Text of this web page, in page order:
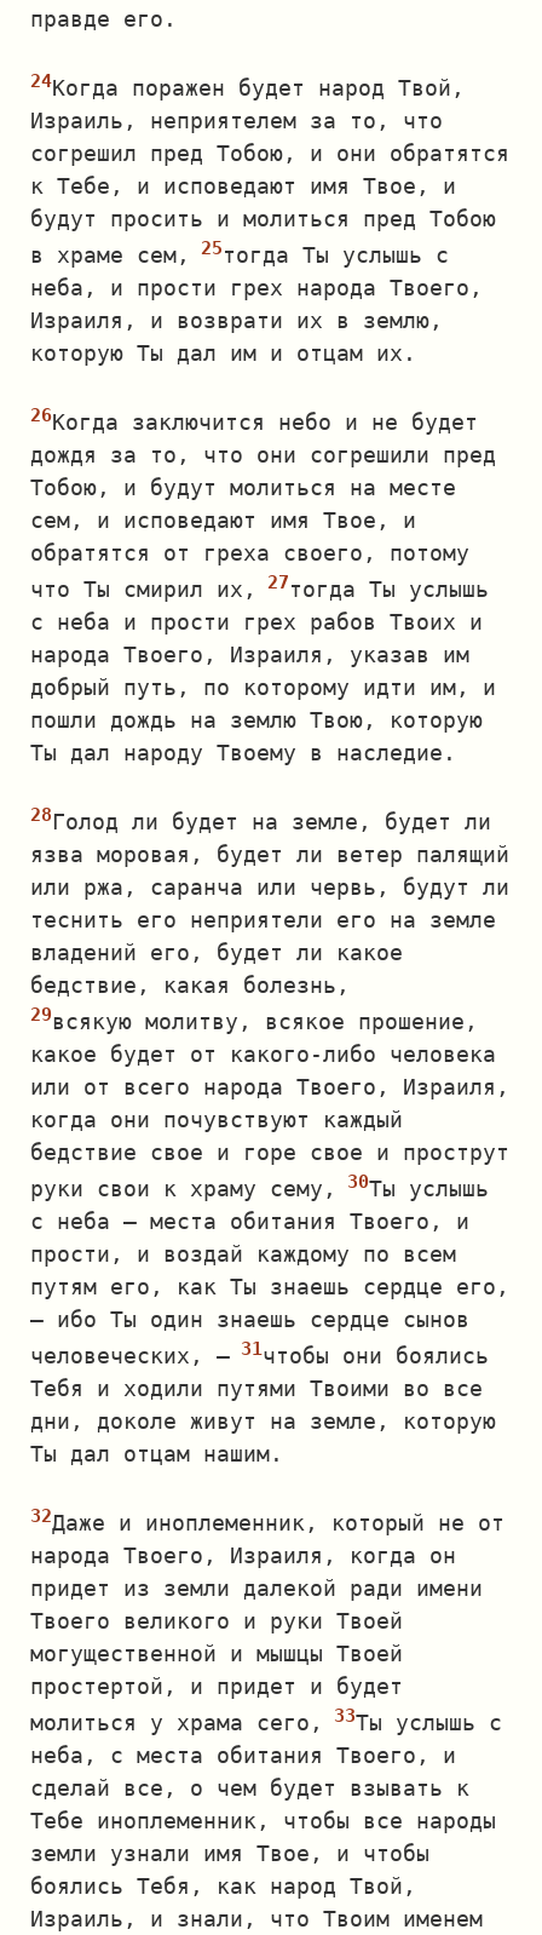
правде его.
Когда поражен будет народ Твой,
Израиль, неприятелем за то, что
согрешил пред Тобою, и они обратятся
к Тебе, и исповедают имя Твое, и
будут просить и молиться пред Тобою
в храме сем,
тогда Ты услышь с
неба, и прости грех народа Твоего,
Израиля, и возврати их в землю,
которую Ты дал им и отцам их.
Когда заключится небо и не будет
дождя за то, что они согрешили пред
Тобою, и будут молиться на месте
сем, и исповедают имя Твое, и
обратятся от греха своего, потому
что Ты смирил их,
тогда Ты услышь
с неба и прости грех рабов Твоих и
народа Твоего, Израиля, указав им
добрый путь, по которому идти им, и
пошли дождь на землю Твою, которую
Ты дал народу Твоему в наследие.
Голод ли будет на земле, будет ли
язва моровая, будет ли ветер палящий
или ржа, саранча или червь, будут ли
теснить его неприятели его на земле
владений его, будет ли какое
бедствие, какая болезнь,
всякую молитву, всякое прошение,
какое будет от какого‐либо человека
или от всего народа Твоего, Израиля,
когда они почувствуют каждый
бедствие свое и горе свое и прострут
руки свои к храму сему,
Ты услышь
с неба — места обитания Твоего, и
прости, и воздай каждому по всем
путям его, как Ты знаешь сердце его,
— ибо Ты один знаешь сердце сынов
человеческих, —
чтобы они боялись
Тебя и ходили путями Твоими во все
дни, доколе живут на земле, которую
Ты дал отцам нашим.
Даже и иноплеменник, который не от
народа Твоего, Израиля, когда он
придет из земли далекой ради имени
Твоего великого и руки Твоей
могущественной и мышцы Твоей
простертой, и придет и будет
молиться у храма сего,
Ты услышь с
неба, с места обитания Твоего, и
сделай все, о чем будет взывать к
Тебе иноплеменник, чтобы все народы
земли узнали имя Твое, и чтобы
боялись Тебя, как народ Твой,
Израиль, и знали, что Твоим именем